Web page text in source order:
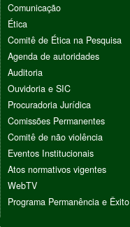
Comunicação
Ética
Comitê de Ética na Pesquisa
Agenda de autoridades
Auditoria
Ouvidoria e SIC
Procuradoria Jurídica
Comissões Permanentes
Comitê de não violência
Eventos Institucionais
Atos normativos vigentes
WebTV
Programa Permanência e Êxito